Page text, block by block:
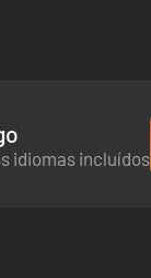
idiomas incluídos